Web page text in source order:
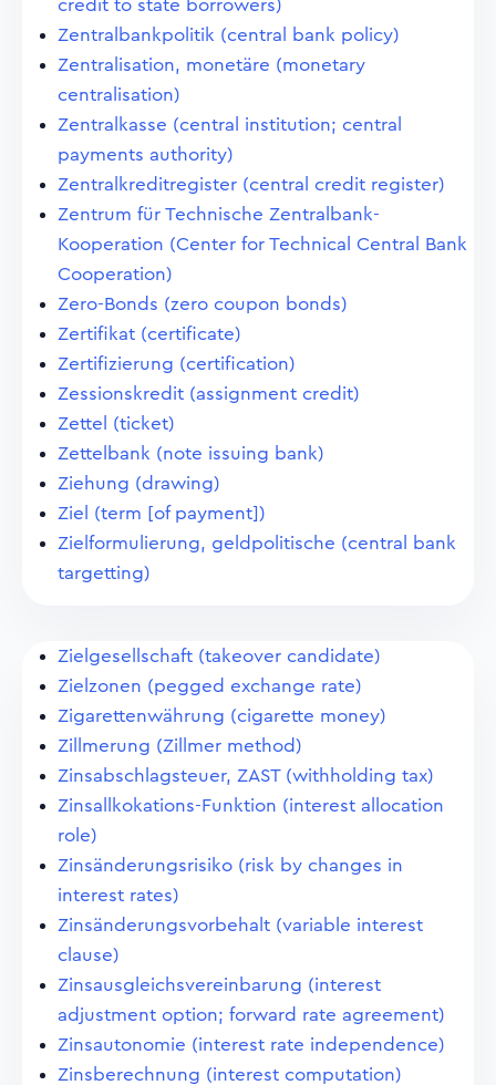
credit to state borrowers)
Zentralbankpolitik (central bank policy)
Zentralisation, monetäre (monetary
centralisation)
Zentralkasse (central institution; central
payments authority)
Zentralkreditregister (central credit register)
Zentrum für Technische Zentralbank-
Kooperation (Center for Technical Central Bank
Cooperation)
Zero-Bonds (zero coupon bonds)
Zertifikat (certificate)
Zertifizierung (certification)
Zessionskredit (assignment credit)
Zettel (ticket)
Zettelbank (note issuing bank)
Ziehung (drawing)
Ziel (term [of payment])
Zielformulierung, geldpolitische (central bank
targetting)
Zielgesellschaft (takeover candidate)
Zielzonen (pegged exchange rate)
Zigarettenwährung (cigarette money)
Zillmerung (Zillmer method)
Zinsabschlagsteuer, ZAST (withholding tax)
Zinsallkokations-Funktion (interest allocation
role)
Zinsänderungsrisiko (risk by changes in
interest rates)
Zinsänderungsvorbehalt (variable interest
clause)
Zinsausgleichsvereinbarung (interest
adjustment option; forward rate agreement)
Zinsautonomie (interest rate independence)
Zinsberechnung (interest computation)